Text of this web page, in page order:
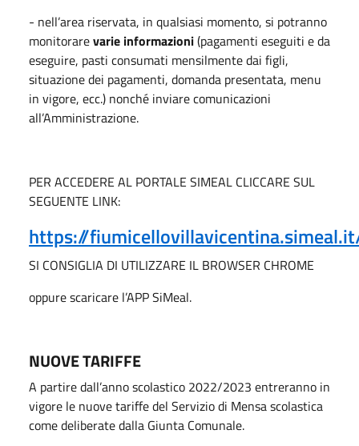
- nell’area riservata, in qualsiasi momento, si potranno
monitorarevarie informazioni(pagamenti eseguiti e da
eseguire, pasti consumati mensilmente dai figli,
situazione dei pagamenti, domanda presentata, menu
in vigore, ecc.) nonché inviare comunicazioni
all’Amministrazione.
PER ACCEDERE AL PORTALE SIMEAL CLICCARE SUL
SEGUENTE LINK:
https://
SI CONSIGLIA DI UTILIZZARE IL BROWSER CHROME
oppure scaricare l’APP SiMeal.
NUOVE TARIFFE
A partire dall’anno scolastico 2022/2023 entreranno in
vigore le nuove tariffe del Servizio di Mensa scolastica
come deliberate dalla Giunta Comunale.